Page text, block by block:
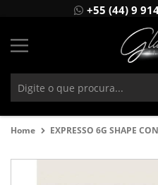
+55 (44) 9
Home EXPRESSO 6G SHAPE